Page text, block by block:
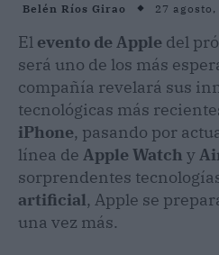
Belén Ríos Girao 27 agosto,
El evento de Apple del
será uno de los más
compañía revelará sus
tecnológicas más
iPhone, pasando por
línea de Apple Watch y
sorprendentes
artificial, Apple se
una vez más.